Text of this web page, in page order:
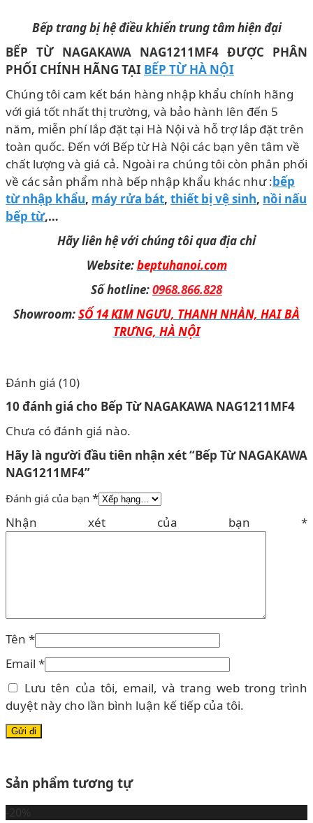
Bếp trang bị hệ điều khiển trung tâm hiện đại
BẾP TỪ NAGAKAWA NAG1211MF4 ĐƯỢC PHÂN
PHỐI CHÍNH HÃNG TẠI BẾP TỪ HÀ NỘI
Chúng tôi cam kết bán hàng nhập khẩu chính hãng
với giá tốt nhất thị trường, và bảo hành lên đến 5
năm, miễn phí lắp đặt tại Hà Nội và hỗ trợ lắp đặt trên
toàn quốc. Đến với Bếp từ Hà Nội các bạn yên tâm về
chất lượng và giá cả. Ngoài ra chúng tôi còn phân phối
về các sản phẩm nhà bếp nhập khẩu khác như :bếp
từ nhập khẩu, máy rửa bát, thiết bị vệ sinh, nồi nấu
bếp từ,…
Hãy liên hệ với chúng tôi qua địa chỉ
Website:beptuhanoi.com
Số hotline:0968.866.828
Showroom:SỐ 14 KIM NGƯU, THANH NHÀN, HAI BÀ
TRƯNG, HÀ NỘI
Đánh giá (10)
10 đánh giá cho Bếp Từ NAGAKAWA NAG1211MF4
Chưa có đánh giá nào.
Hãy là người đầu tiên nhận xét “Bếp Từ NAGAKAWA
NAG1211MF4”
Đánh giá của bạn *
Nhận xét của bạn *
Tên *
Email *
Lưu tên của tôi, email, và trang web trong trình
duyệt này cho lần bình luận kế tiếp của tôi.
Sản phẩm tương tự